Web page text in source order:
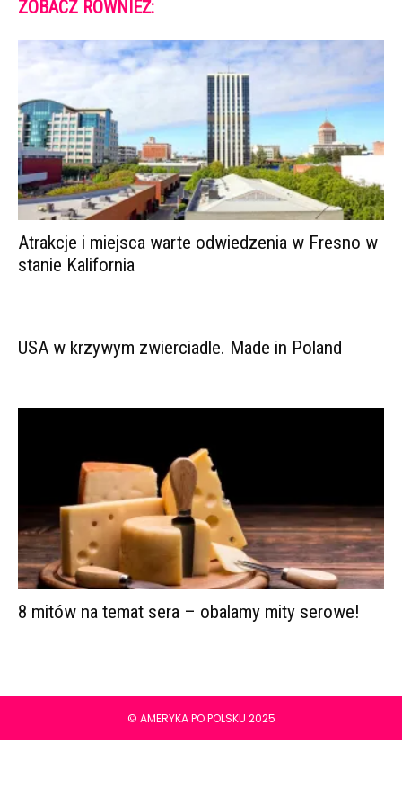
ZOBACZ RÓWNIEŻ:
Atrakcje i miejsca warte odwiedzenia w Fresno w
stanie Kalifornia
USA w krzywym zwierciadle. Made in Poland
8 mitów na temat sera – obalamy mity serowe!
© AMERYKA PO POLSKU 2025